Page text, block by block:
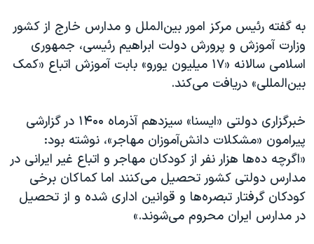
به گفته رئیس مرکز امور بین‌الملل و مدارس خارج از کشور
وزارت آموزش و پرورش دولت ابراهیم رئیسی، جمهوری
اسلامی سالانه «۱۷ میلیون یورو» بابت آموزش اتباع «کمک
بین‌المللی» دریافت می‌کند.
خبرگزاری دولتی «ایسنا» سیزدهم آذرماه ۱۴۰۰ در گزارشی
پیرامون «مشکلات دانش‌آموزان مهاجر»، نوشته بود:
«اگرچه ده‌ها هزار نفر از کودکان مهاجر و اتباع غیر ایرانی در
مدارس دولتی کشور تحصیل می‌کنند اما کماکان برخی
کودکان گرفتار تبصره‌ها و قوانین اداری شده و از تحصیل
در مدارس ایران محروم می‌شوند.»